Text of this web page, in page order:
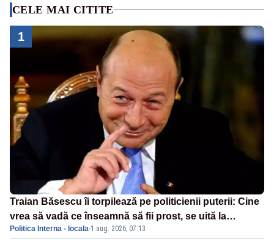
CELE MAI CITITE
1
Traian Băsescu îi torpilează pe politicienii puterii: Cine
vrea să vadă ce înseamnă să fii prost, se uită la
România
Politica Interna - locala·1 aug. 2026, 07:13